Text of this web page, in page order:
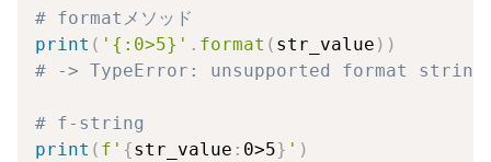
# formatメソッド
print ( '{:0>5}' . format ( str_value ) )
# -> TypeError: unsupported format string
# f-string
print ( f' {str_value : 0>5} ' )